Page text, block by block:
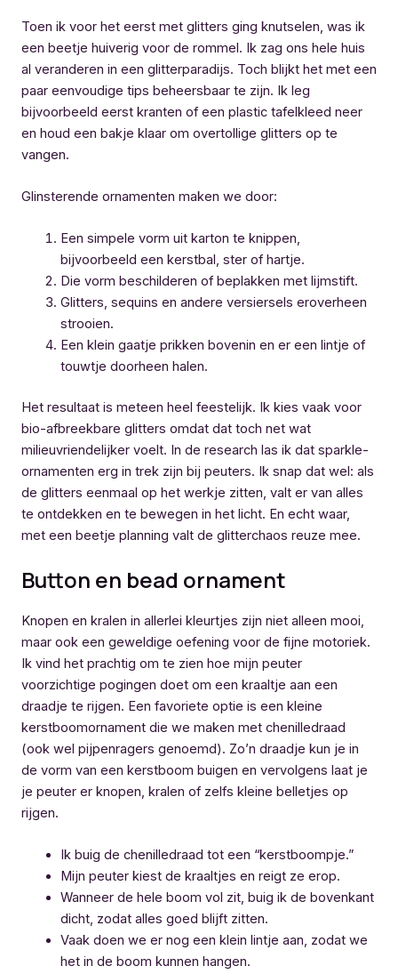
Toen ik voor het eerst met glitters ging knutselen, was ik
een beetje huiverig voor de rommel. Ik zag ons hele huis
al veranderen in een glitterparadijs. Toch blijkt het met een
paar eenvoudige tips beheersbaar te zijn. Ik leg
bijvoorbeeld eerst kranten of een plastic tafelkleed neer
en houd een bakje klaar om overtollige glitters op te
vangen.
Glinsterende ornamenten maken we door:
Een simpele vorm uit karton te knippen,
bijvoorbeeld een kerstbal, ster of hartje.
Die vorm beschilderen of beplakken met lijmstift.
Glitters, sequins en andere versiersels eroverheen
strooien.
Een klein gaatje prikken bovenin en er een lintje of
touwtje doorheen halen.
Het resultaat is meteen heel feestelijk. Ik kies vaak voor
bio-afbreekbare glitters omdat dat toch net wat
milieuvriendelijker voelt. In de research las ik dat sparkle-
ornamenten erg in trek zijn bij peuters. Ik snap dat wel: als
de glitters eenmaal op het werkje zitten, valt er van alles
te ontdekken en te bewegen in het licht. En echt waar,
met een beetje planning valt de glitterchaos reuze mee.
Button en bead ornament
Knopen en kralen in allerlei kleurtjes zijn niet alleen mooi,
maar ook een geweldige oefening voor de fijne motoriek.
Ik vind het prachtig om te zien hoe mijn peuter
voorzichtige pogingen doet om een kraaltje aan een
draadje te rijgen. Een favoriete optie is een kleine
kerstboomornament die we maken met chenilledraad
(ook wel pijpenragers genoemd). Zo’n draadje kun je in
de vorm van een kerstboom buigen en vervolgens laat je
je peuter er knopen, kralen of zelfs kleine belletjes op
rijgen.
Ik buig de chenilledraad tot een “kerstboompje.”
Mijn peuter kiest de kraaltjes en reigt ze erop.
Wanneer de hele boom vol zit, buig ik de bovenkant
dicht, zodat alles goed blijft zitten.
Vaak doen we er nog een klein lintje aan, zodat we
het in de boom kunnen hangen.